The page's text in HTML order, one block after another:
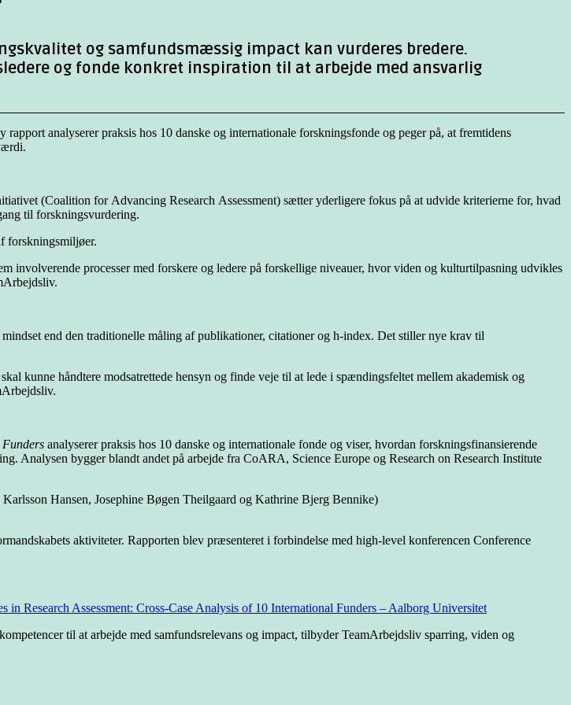
og samfundsmæssig impact kan vurderes bredere.
og fonde konkret inspiration til at arbejde med ansvarlig
analyserer praksis hos 10 danske og internationale forskningsfonde og peger på, at fremtidens
(Coalition for Advancing Research Assessment) sætter yderligere fokus på at udvide kriterierne for, hvad
til forskningsvurdering.
forskningsmiljøer.
processer med forskere og ledere på forskellige niveauer, hvor viden og kulturtilpasning udvikles
end den traditionelle måling af publikationer, citationer og h-index. Det stiller nye krav til
kunne håndtere modsatrettede hensyn og finde veje til at lede i spændingsfeltet mellem akademisk og
Funders analyserer praksis hos 10 danske og internationale fonde og viser, hvordan forskningsfinansierende
Analysen bygger blandt andet på arbejde fra CoARA, Science Europe og Research on Research Institute
Hansen, Josephine Bøgen Theilgaard og Kathrine Bjerg Bennike)
aktiviteter. Rapporten blev præsenteret i forbindelse med high-level konferencen Conference
in Research Assessment: Cross-Case Analysis of 10 International Funders – Aalborg Universitet
til at arbejde med samfundsrelevans og impact, tilbyder TeamArbejdsliv sparring, viden og